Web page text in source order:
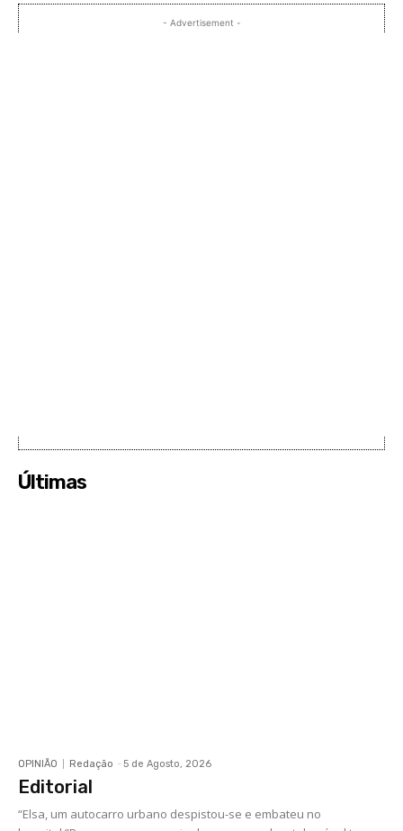
- Advertisement -
Últimas
OPINIÃO Redação - 5 de Agosto, 2026
Editorial
“Elsa, um autocarro urbano despistou-se e embateu no